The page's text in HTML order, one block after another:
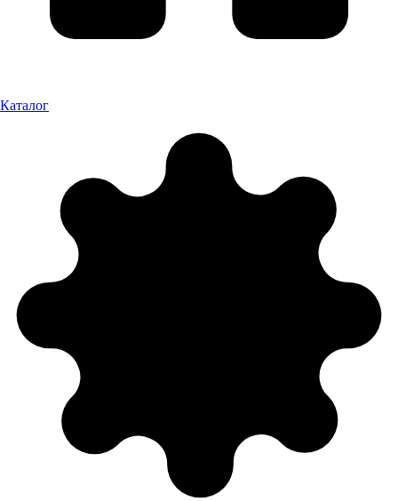
Каталог